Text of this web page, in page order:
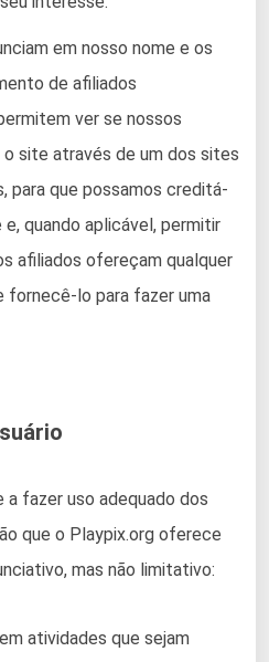
em nosso nome e os
de afiliados
ver se nossos
site através de um dos sites
para que possamos creditá-
e, quando aplicável, permitir
afiliados ofereçam qualquer
fornecê-lo para fazer uma
fazer uso adequado dos
que o Playpix.org oferece
mas não limitativo:
atividades que sejam